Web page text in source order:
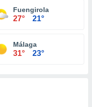
Fuengirola
27° 21°
Málaga
31° 23°